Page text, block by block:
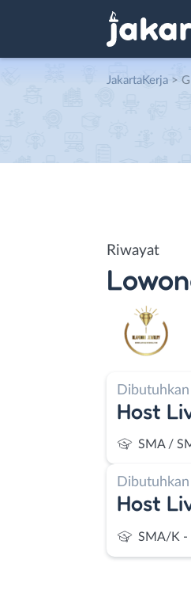
JakartaKerja >
Riwayat
Dibutuhkan
Host
SMA /
Dibutuhkan
Host
SMA/K -